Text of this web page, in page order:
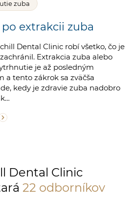
zuba
extrakcii zuba
Dental Clinic robí všetko, čo je
Extrakcia zuba alebo
je až posledným
a tento zákrok sa zväčša
kedy je zdravie zuba nadobro
Dental Clinic
22 odborníkov